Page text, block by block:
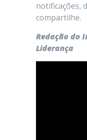
notificações,
compartilhe.
Redação do
Liderança